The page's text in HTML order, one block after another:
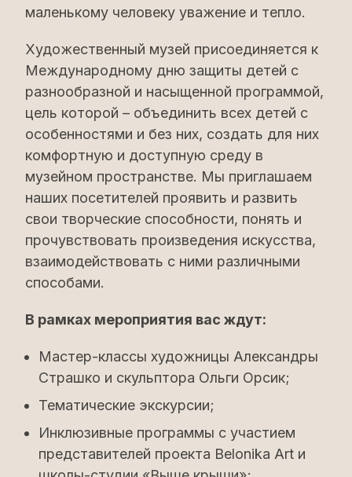
маленькому человеку уважение и тепло.
Художественный музей присоединяется к
Международному дню защиты детей с
разнообразной и насыщенной программой,
цель которой – объединить всех детей с
особенностями и без них, создать для них
комфортную и доступную среду в
музейном пространстве. Мы приглашаем
наших посетителей проявить и развить
свои творческие способности, понять и
прочувствовать произведения искусства,
взаимодействовать с ними различными
способами.
В рамках мероприятия вас ждут:
Мастер-классы художницы Александры
Страшко и скульптора Ольги Орсик;
Тематические экскурсии;
Инклюзивные программы с участием
представителей проекта Belonika Art и